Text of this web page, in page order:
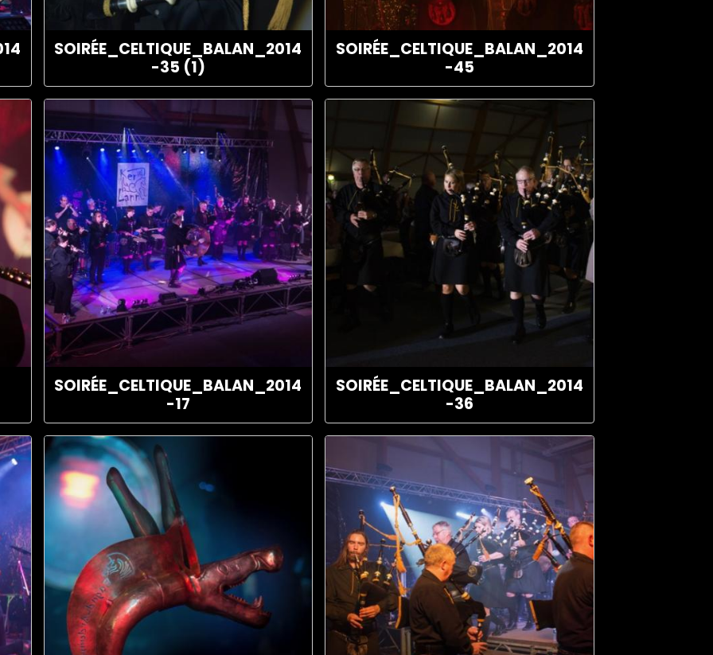
SOIRÉE_CELTIQUE_BALAN_2014
-35 (1)
SOIRÉE_CELTIQUE_BALAN_2014
-45
SOIRÉE_CELTIQUE_BALAN_2014
-17
SOIRÉE_CELTIQUE_BALAN_2014
-36